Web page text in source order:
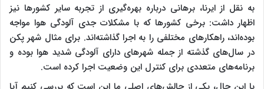
به نقل از ایرنا، برهانی درباره بهره‌گیری از تجربه سایر کشورها نیز
اظهار داشت: برخی کشورها که با مشکلات جدی آلودگی هوا مواجه
بوده‌اند، راهکارهای مختلفی را به اجرا گذاشته‌اند. برای مثال شهر پکن
در سال‌های گذشته از جمله شهرهای دارای آلودگی شدید هوا بوده و
برنامه‌های متعددی برای کنترل این وضعیت اجرا کرده است.